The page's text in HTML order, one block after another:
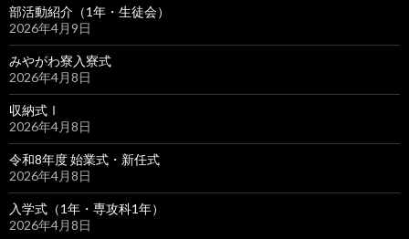
部活動紹介（1年・生徒会）
2026年4月9日
みやがわ寮入寮式
2026年4月8日
収納式Ⅰ
2026年4月8日
令和8年度 始業式・新任式
2026年4月8日
入学式（1年・専攻科1年）
2026年4月8日